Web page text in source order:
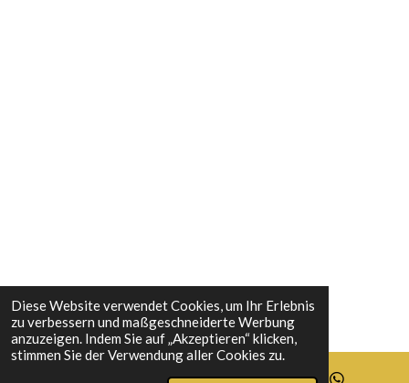
Diese Website verwendet Cookies, um Ihr Erlebnis
zu verbessern und maßgeschneiderte Werbung
anzuzeigen. Indem Sie auf „Akzeptieren“ klicken,
stimmen Sie der Verwendung aller Cookies zu.